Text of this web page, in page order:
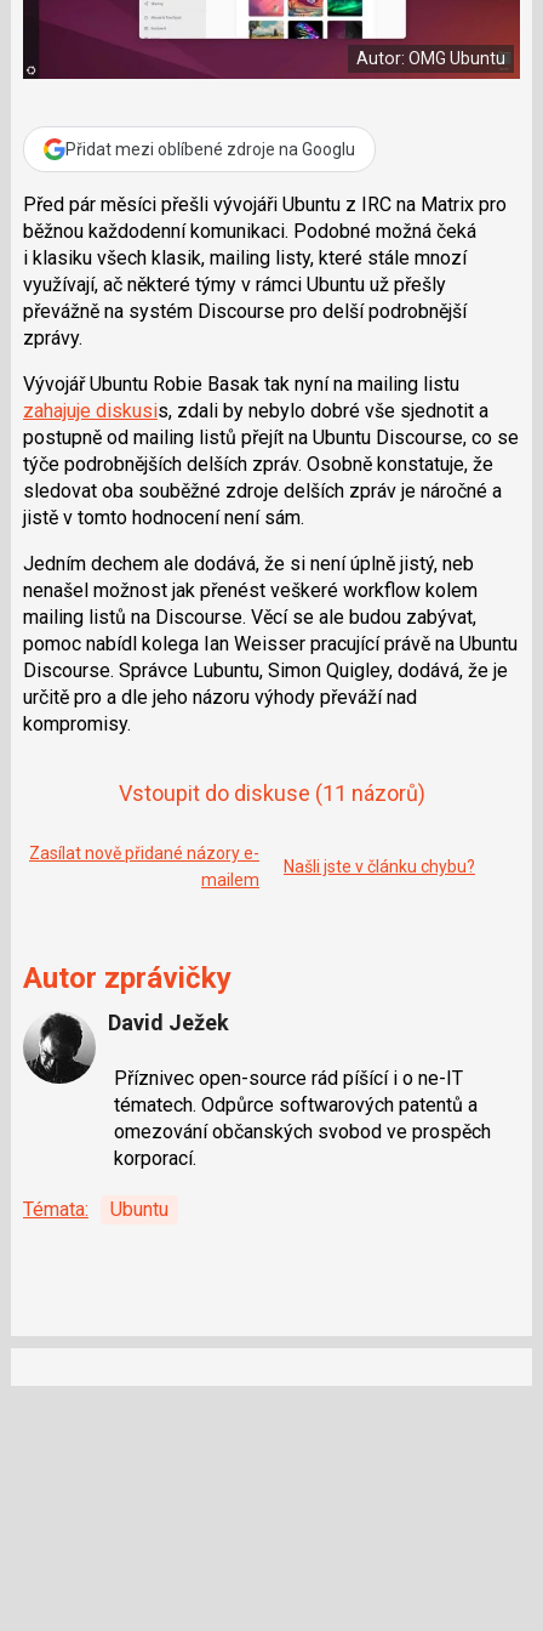
o
o
k
Autor: OMG Ubuntu
Přidat mezi oblíbené zdroje na Googlu
Před pár měsíci přešli vývojáři Ubuntu z IRC na Matrix pro
běžnou každodenní komunikaci. Podobné možná čeká
i klasiku všech klasik, mailing listy, které stále mnozí
využívají, ač některé týmy v rámci Ubuntu už přešly
převážně na systém Discourse pro delší podrobnější
zprávy.
Vývojář Ubuntu Robie Basaktak nyní na mailing listu
zahajuje diskusis, zdali by nebylo dobré vše sjednotit a
postupně od mailing listů přejít na Ubuntu Discourse, co se
týče podrobnějších delších zpráv. Osobně konstatuje, že
sledovat oba souběžné zdroje delších zpráv je náročné a
jistě v tomto hodnocení není sám.
Jedním dechem ale dodává, že si není úplně jistý, neb
nenašel možnost jak přenést veškeré workflow kolem
mailing listů na Discourse. Věcí se ale budou zabývat,
pomoc nabídl kolega Ian Weisserpracující právě na Ubuntu
Discourse. Správce Lubuntu, Simon Quigley, dodává, že je
určitě pro a dle jeho názoru výhody převáží nad
kompromisy.
Vstoupit do diskuse (11 názorů)
Zasílat nově přidané názory e-
mailem
Našli jste v článku chybu?
Autor zprávičky
David Ježek
Příznivec open-source rád píšící i o ne-IT
tématech. Odpůrce softwarových patentů a
omezování občanských svobod ve prospěch
korporací.
Témata: Ubuntu